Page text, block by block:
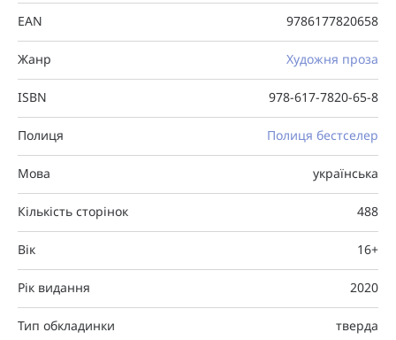
EAN 9786177820658
Жанр Художня проза
ISBN 978-617-7820-65-8
Полиця Полиця бестселер
Мова українська
Кількість сторінок 488
Вік 16+
Рік видання 2020
Тип обкладинки тверда